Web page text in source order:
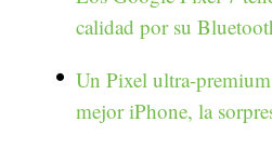
calidad por su
Un Pixel ultra-
mejor iPhone, la